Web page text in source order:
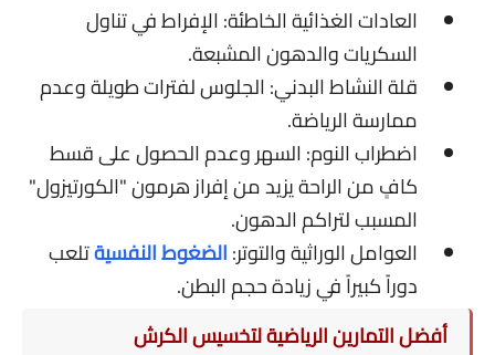
العادات الغذائية الخاطئة: الإفراط في تناول
السكريات والدهون المشبعة.
قلة النشاط البدني: الجلوس لفترات طويلة وعدم
ممارسة الرياضة.
اضطراب النوم: السهر وعدم الحصول على قسط
كافٍ من الراحة يزيد من إفراز هرمون "الكورتيزول"
المسبب لتراكم الدهون.
العوامل الوراثية والتوتر:الضغوط النفسيةتلعب
دوراً كبيراً في زيادة حجم البطن.
أفضل التمارين الرياضية لتخسيس الكرش